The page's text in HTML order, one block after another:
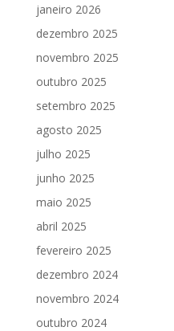
janeiro 2026
dezembro 2025
novembro 2025
outubro 2025
setembro 2025
agosto 2025
julho 2025
junho 2025
maio 2025
abril 2025
fevereiro 2025
dezembro 2024
novembro 2024
outubro 2024